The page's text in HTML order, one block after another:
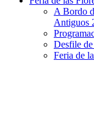
A Bordo
Antiguos
Desfile
Feria de